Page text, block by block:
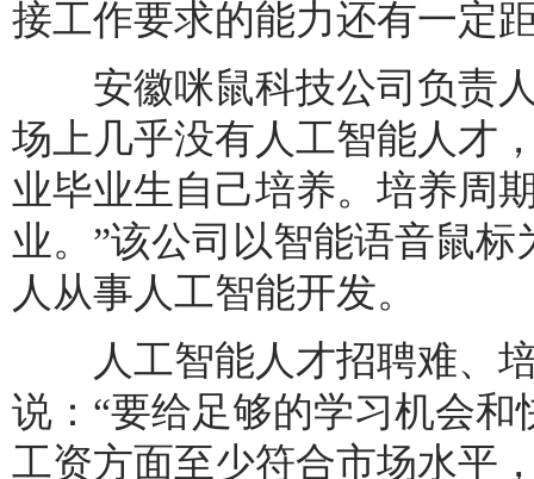
接工作要求的能力还有一定
安徽咪鼠科技公司负责人
场上几乎没有人工智能人才
业毕业生自己培养。培养周
业。”该公司以智能语音鼠
人从事人工智能开发。
人工智能人才招聘难、培
说：“要给足够的学习机会
工资方面至少符合市场水平